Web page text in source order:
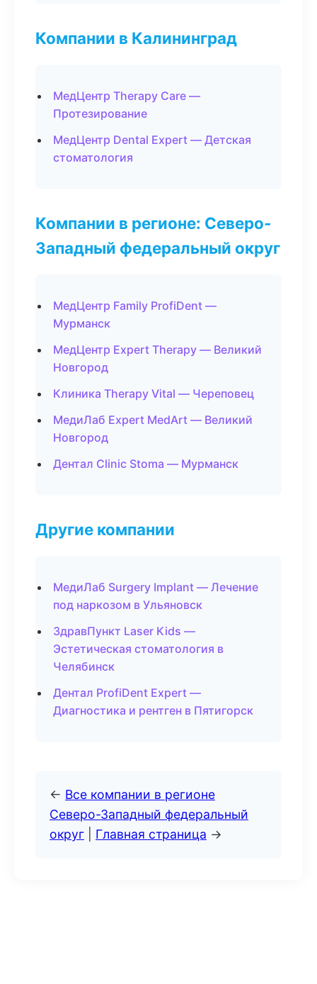
Компании в Калининград
МедЦентр Therapy Care —
Протезирование
МедЦентр Dental Expert — Детская
стоматология
Компании в регионе: Северо-
Западный федеральный округ
МедЦентр Family ProfiDent —
Мурманск
МедЦентр Expert Therapy — Великий
Новгород
Клиника Therapy Vital — Череповец
МедиЛаб Expert MedArt — Великий
Новгород
Дентал Clinic Stoma — Мурманск
Другие компании
МедиЛаб Surgery Implant — Лечение
под наркозом в Ульяновск
ЗдравПункт Laser Kids —
Эстетическая стоматология в
Челябинск
Дентал ProfiDent Expert —
Диагностика и рентген в Пятигорск
← Все компании в регионе
Северо-Западный федеральный
округ
Главная страница →